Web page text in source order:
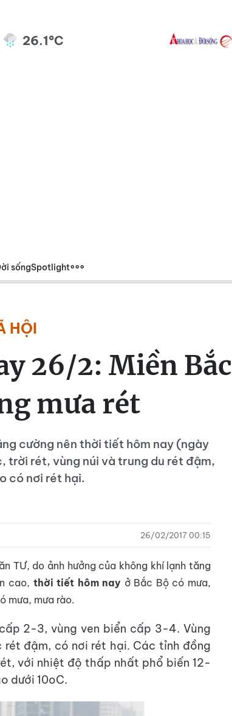
26.1°C
sốngSpotlight
HỘI
26/2: Miền Bắc
mưa rét
cường nên thời tiết hôm nay (ngày
trời rét, vùng núi và trung du rét đậm,
có nơi rét hại.
26/02/2017 00:15
TƯ, do ảnh hưởng của không khí lạnh tăng
cao, thời tiết hôm nay ở Bắc Bộ có mưa,
mưa, mưa rào.
2-3, vùng ven biển cấp 3-4. Vùng
đậm, có nơi rét hại. Các tỉnh đồng
với nhiệt độ thấp nhất phổ biến 12-
dưới 10oC.